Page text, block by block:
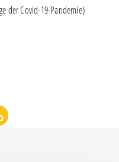
der Covid-19-Pandemie)